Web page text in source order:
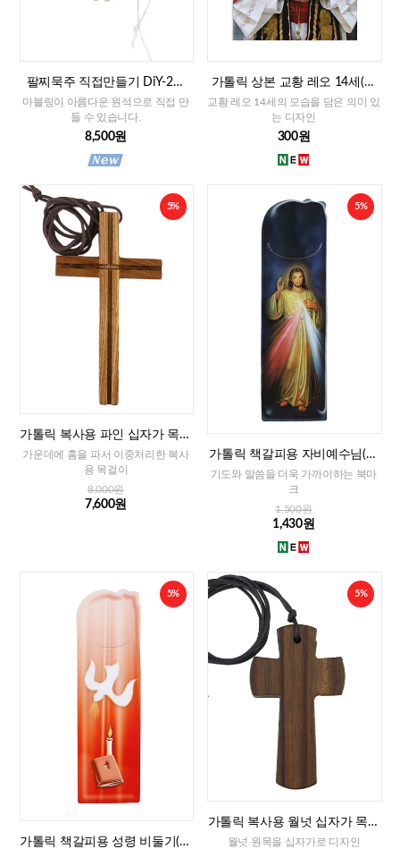
팔찌묵주 직접만들기 DiY-2줄
팔찌묵주 화만옥 4mm
마블링이 아름다운 원석으로 직접 만
들 수 있습니다.
8,500원
가톨릭 상본 교황 레오 14세(이
태리)
교황 레오 14세의 모습을 담은 의미 있
는 디자인
300원
5%
가톨릭 복사용 파인 십자가 목걸
이
가운데에 홈을 파서 이중처리한 복사
용 목걸이
8,000원
7,600원
5%
가톨릭 책갈피용 자비예수님(이
태리)
기도와 말씀을 더욱 가까이하는 북마
크
1,500원
1,430원
5%
가톨릭 책갈피용 성령 비둘기(이
5%
가톨릭 복사용 월넛 십자가 목걸
이
월넛 원목을 십자가로 디자인